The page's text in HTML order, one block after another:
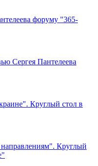
форуму "365-
Сергея Пантелеева
Круглый стол в
Круглый